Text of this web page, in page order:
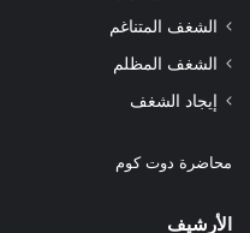
الشغف المتناغم
الشغف المظلم
إيجاد الشغف
محاضرة دوت كوم
الأرشيف